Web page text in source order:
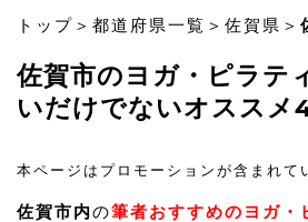
トップ ＞ 都道府県一覧 ＞ 佐賀県 ＞
佐賀市のヨガ・ピラテ
いだけでないオスス
本ページはプロモーションが含まれて
佐賀市内の筆者おすすめのヨガ・